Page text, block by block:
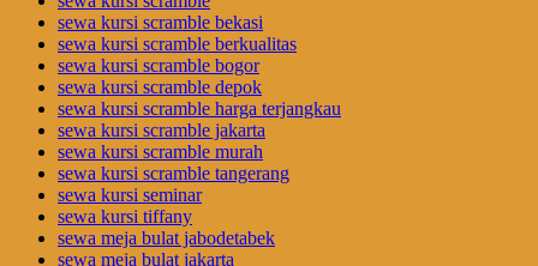
sewa kursi scramble bekasi
sewa kursi scramble berkualitas
sewa kursi scramble bogor
sewa kursi scramble depok
sewa kursi scramble harga terjangkau
sewa kursi scramble jakarta
sewa kursi scramble murah
sewa kursi scramble tangerang
sewa kursi seminar
sewa kursi tiffany
sewa meja bulat jabodetabek
sewa meja bulat jakarta